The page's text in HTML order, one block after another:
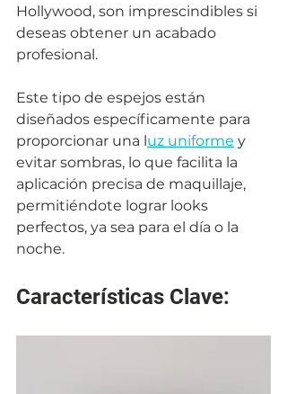
Hollywood, son imprescindibles si
deseas obtener un acabado
profesional.
Este tipo de espejos están
diseñados específicamente para
proporcionar una l uz uniforme y
evitar sombras, lo que facilita la
aplicación precisa de maquillaje,
permitiéndote lograr looks
perfectos, ya sea para el día o la
noche.
Características Clave: